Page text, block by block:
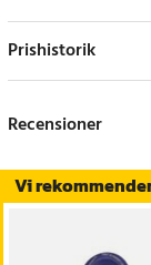
Sensorn
realtidsdata till
funktion över längre
Smidig lösning
reparation eller
Prishistorik
Vi
Recensioner